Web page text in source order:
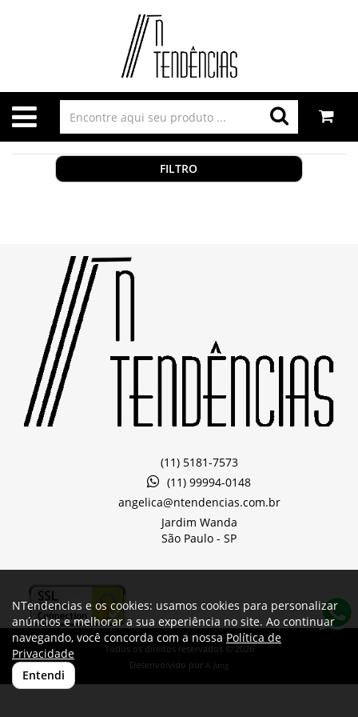
FILTRO
(11) 5181-7573
(11) 99994-0148
angelica@ntendencias.com.br
Jardim Wanda
São Paulo - SP
Todos os direitos reservados © 2026
Desenvolvido por A. Jung
NTendencias e os cookies: usamos cookies para personalizar
anúncios e melhorar a sua experiência no site. Ao continuar
navegando, você concorda com a nossa Política de
Privacidade
Entendi